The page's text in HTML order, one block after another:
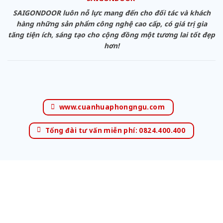
SAIGONDOOR luôn nỗ lực mang đến cho đối tác và khách
hàng những sản phẩm công nghệ cao cấp, có giá trị gia
tăng tiện ích, sáng tạo cho cộng đồng một tương lai tốt đẹp
hơn!
www.cuanhuaphongngu.com
Tổng đài tư vấn miễn phí: 0824.400.400